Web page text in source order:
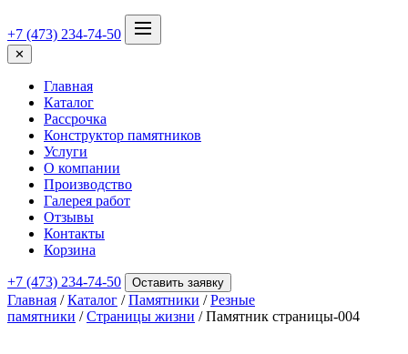
+7 (473) 234-74-50
✕
Главная
Каталог
Рассрочка
Конструктор памятников
Услуги
О компании
Производство
Галерея работ
Отзывы
Контакты
Корзина
+7 (473) 234-74-50 Оставить заявку
Главная /Каталог /Памятники /Резные
памятники /Страницы жизни / Памятник страницы-004